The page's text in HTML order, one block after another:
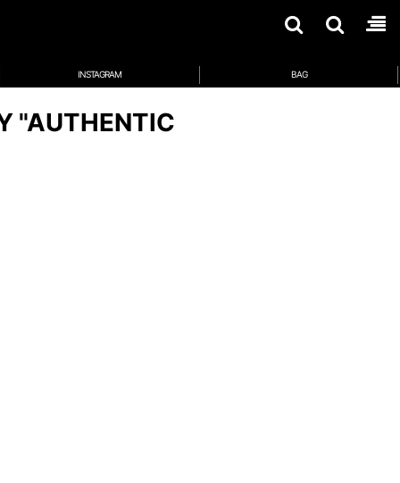
INSTAGRAM BAG
"AUTHENTIC